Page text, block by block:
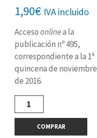
1,90€ IVA incluido
Accesoonlinea la
publicación nº 495,
correspondiente a la 1ª
quincena de noviembre
de 2016.
Revista
digital
nº
COMPRAR